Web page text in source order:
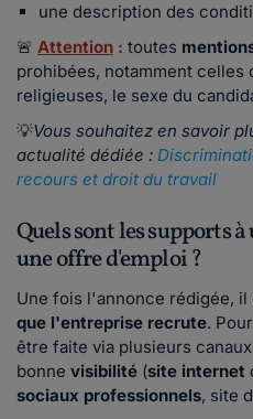
une description des
🚨 Attention : toutes
prohibées, notamment
religieuses, le sexe du
💡Vous souhaitez en savoir
actualité dédiée :
recours et droit du travail
Quels sont les supports
une offre d'emploi ?
Une fois l'annonce rédigée, il
que l'entreprise recrute.
être faite via plusieurs
bonne visibilité (site internet
sociaux professionnels, site